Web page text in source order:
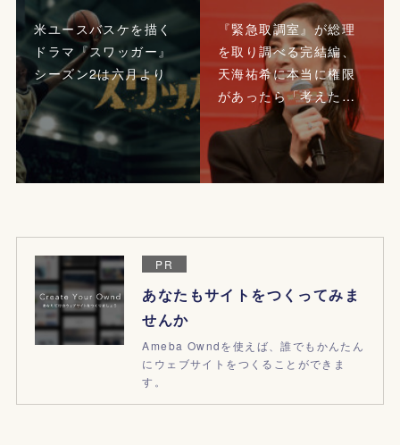
米ユースバスケを描く
ドラマ『スワッガー』
シーズン2は六月より
『緊急取調室』が総理
を取り調べる完結編、
天海祐希に本当に権限
があったら「考えた…
PR
あなたもサイトをつくってみま
せんか
Ameba Owndを使えば、誰でもかんたん
にウェブサイトをつくることができま
す。